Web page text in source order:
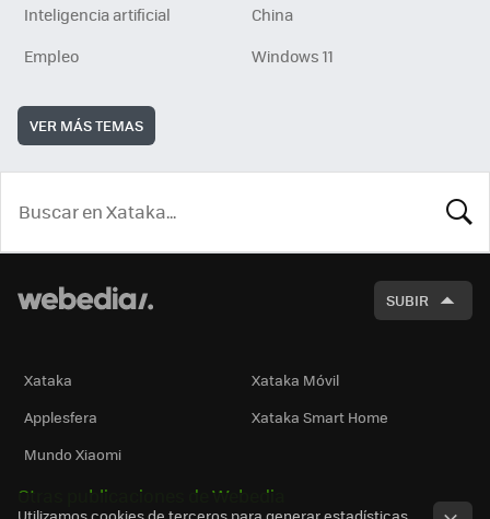
Inteligencia artificial
China
Empleo
Windows 11
VER MÁS TEMAS
SUBIR
Xataka
Xataka Móvil
Applesfera
Xataka Smart Home
Mundo Xiaomi
Otras publicaciones de Webedia